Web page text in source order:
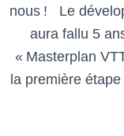
nous !
Le
aura fallu 5
« Masterplan
la première